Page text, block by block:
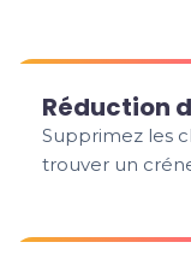
Réduction
Supprimez les
trouver un